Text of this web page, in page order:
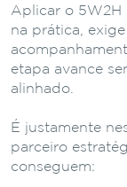
Aplicar o 5W2H
na prática,
etapa avance
alinhado.
É justamente
parceiro
conseguem: